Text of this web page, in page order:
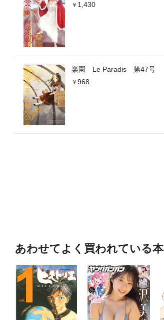
1,430
楽園 Le Paradis 第47号
968
あわせてよく買われている本